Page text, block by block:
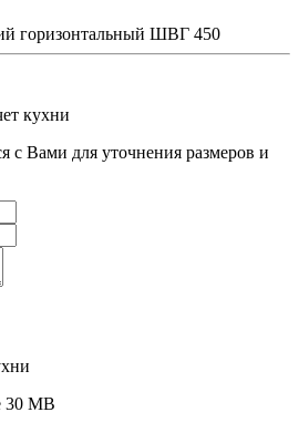
горизонтальный ШВГ 450
кухни
с Вами для уточнения размеров и
30 MB